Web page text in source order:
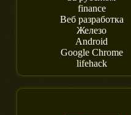
finance
Веб разработка
Железо
Android
Google Chrome
lifehack